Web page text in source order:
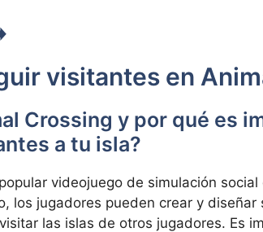
visitantes⁣ en
Crossing y por⁢ qué ⁤es
a tu isla?
videojuego de simulación
los jugadores pueden crear y diseñar
las islas de otros jugadores. Es